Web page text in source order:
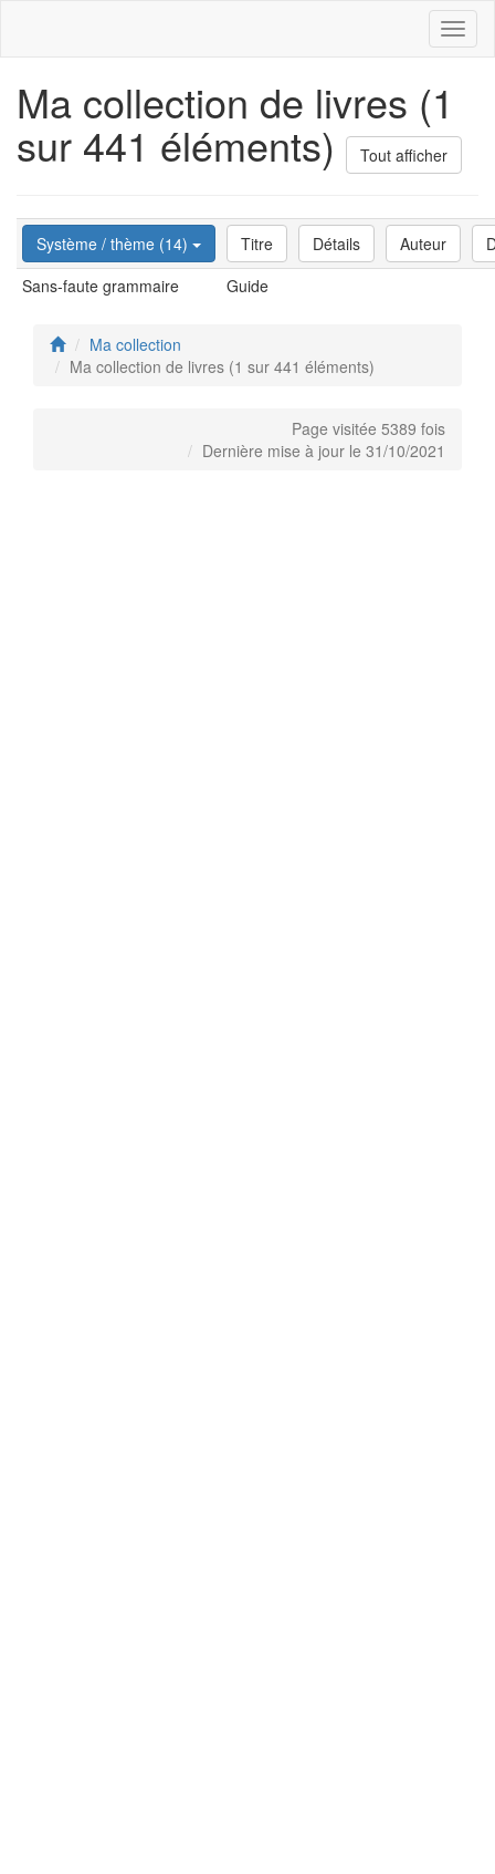
Ma collection de livres (1
sur 441 éléments) Tout afficher
Système / thème (14) Titre Détails Auteur
Sans-faute grammaire
Guide
Ma collection
Ma collection de livres (1 sur 441 éléments)
Page visitée 5389 fois
Dernière mise à jour le 31/10/2021